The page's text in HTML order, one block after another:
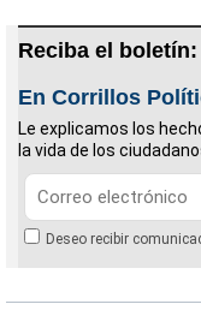
Reciba el boletín:
En Corrillos
Le explicamos los
la vida de los
Deseo recibir